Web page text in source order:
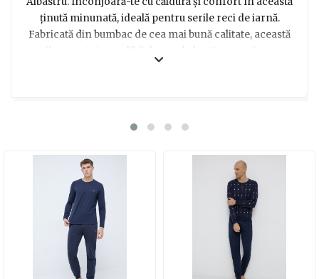
ținută minunată, ideală pentru serile reci de iarnă.
Fabricată din bumbac de cea mai bună calitate, această
pijama este incredibil de moale la atingere și te va
ciocolată caldă sau te relaxezi în fața televizorului,
de confort și căldură în această iarnă. Alege această
pijama călduroasă și comodă ca un cadou special pentru
un bărbat drag, și vei oferi un dar practic și plin de